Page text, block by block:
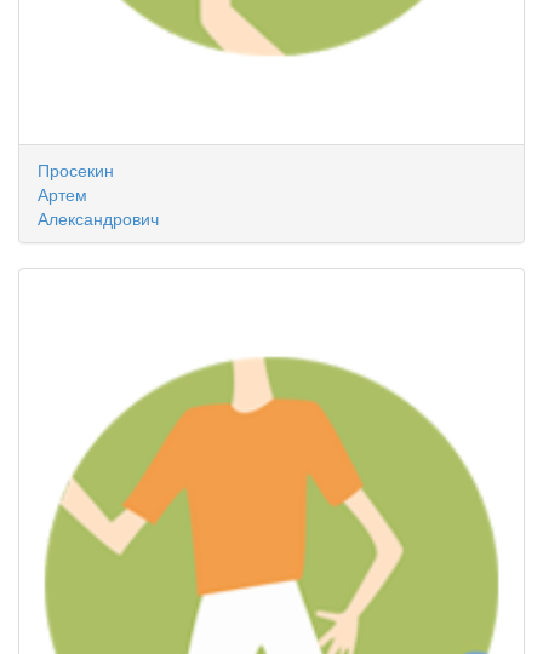
Просекин
Артем
Александрович